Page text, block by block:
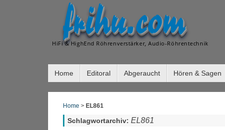
frihu.com
HiFi & HighEnd Röhrenverstärker, Audio-Röhrentechnik
Home Editoral Abgeraucht Hören & Sagen
Home > EL861
Schlagwortarchiv: EL861